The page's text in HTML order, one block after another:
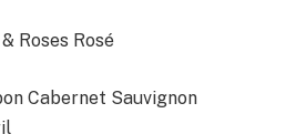
Roses Rosé
Cabernet Sauvignon